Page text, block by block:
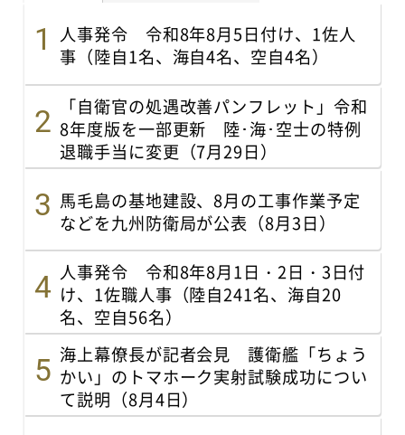
人事発令 令和8年8月5日付け、1佐人
事（陸自1名、海自4名、空自4名）
「自衛官の処遇改善パンフレット」令和
8年度版を一部更新 陸･海･空士の特例
退職手当に変更（7月29日）
馬毛島の基地建設、8月の工事作業予定
などを九州防衛局が公表（8月3日）
人事発令 令和8年8月1日・2日・3日付
け、1佐職人事（陸自241名、海自20
名、空自56名）
海上幕僚長が記者会見 護衛艦「ちょう
かい」のトマホーク実射試験成功につい
て説明（8月4日）